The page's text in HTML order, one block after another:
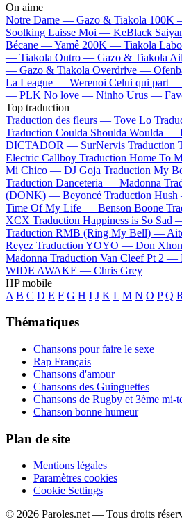
On aime
Notre Dame — Gazo & Tiakola 100K
Soolking Laisse Moi — KeBlack
Bécane —Yamê 200K — Tiakola
— Tiakola Outro — Gazo & Tiakola
— Gazo & Tiakola Overdrive —
La League — Werenoi Celui qui part —
— PLK No love — Ninho Urus —
Top traduction
Traduction des fleurs — Tove Lo
Traduction Coulda Shoulda Woulda —
DICTADOR — SurNervis Traduction
Electric Callboy Traduction Home To
Mi Chico — DJ Goja Traduction My
Traduction Danceteria — Madonna
(DONK) — Beyoncé Traduction
Time Of My Life — Benson Boone
XCX Traduction Happiness is So Sad
Traduction RMB (Ring My Bell) —
Reyez Traduction YOYO — Don
Madonna Traduction Van Cleef Pt 2 —
WIDE AWAKE — Chris Grey
HP mobile
A B C D E F G H I J K L M N O P Q R
Thématiques
Chansons pour faire le sexe
Rap Français
Chansons d'amour
Chansons des Guinguettes
Chansons de Rugby et 3ème mi-
Chanson bonne humeur
Plan de site
Mentions légales
Paramètres cookies
Cookie Settings
© 2026 Paroles.net — Tous droits